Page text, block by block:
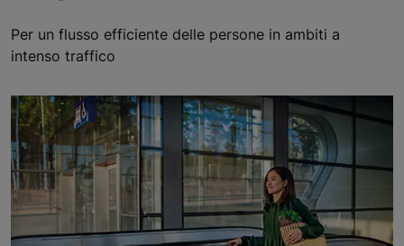
Per un flusso efficiente delle persone in ambiti a
intenso traffico